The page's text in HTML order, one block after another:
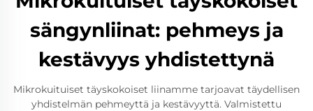
sängynliinat: pehmeys ja
kestävyys yhdistettynä
Mikrokuituiset täyskokoiset liinamme tarjoavat täydellisen
yhdistelmän pehmeyttä ja kestävyyttä. Valmistettu